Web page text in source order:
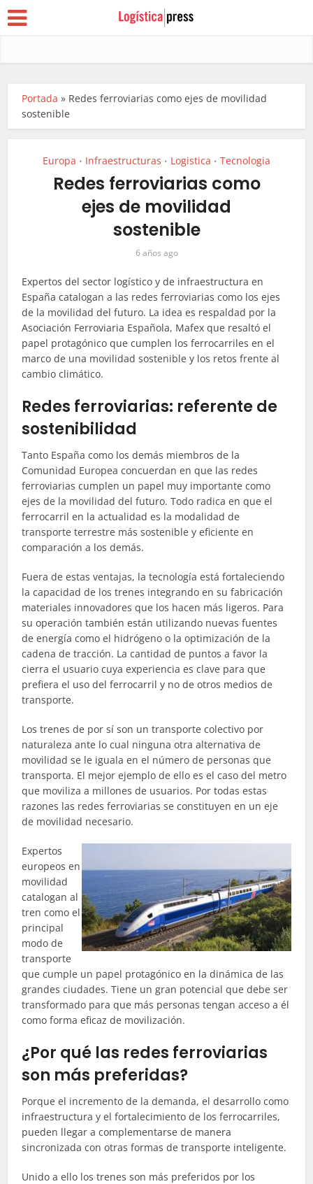
Portada » Redes ferroviarias como ejes de movilidad
sostenible
Europa • Infraestructuras • Logistica • Tecnologia
Redes ferroviarias como
ejes de movilidad
sostenible
6 años ago
Expertos del sector logístico y de infraestructura en
España catalogan a las redes ferroviarias como los ejes
de la movilidad del futuro. La idea es respaldad por la
Asociación Ferroviaria Española, Mafex que resaltó el
papel protagónico que cumplen los ferrocarriles en el
marco de una movilidad sostenible y los retos frente al
cambio climático.
Redes ferroviarias: referente de
sostenibilidad
Tanto España como los demás miembros de la
Comunidad Europea concuerdan en que las redes
ferroviarias cumplen un papel muy importante como
ejes de la movilidad del futuro. Todo radica en que el
ferrocarril en la actualidad es la modalidad de
transporte terrestre más sostenible y eficiente en
comparación a los demás.
Fuera de estas ventajas, la tecnología está fortaleciendo
la capacidad de los trenes integrando en su fabricación
materiales innovadores que los hacen más ligeros. Para
su operación también están utilizando nuevas fuentes
de energía como el hidrógeno o la optimización de la
cadena de tracción. La cantidad de puntos a favor la
cierra el usuario cuya experiencia es clave para que
prefiera el uso del ferrocarril y no de otros medios de
transporte.
Los trenes de por sí son un transporte colectivo por
naturaleza ante lo cual ninguna otra alternativa de
movilidad se le iguala en el número de personas que
transporta. El mejor ejemplo de ello es el caso del metro
que moviliza a millones de usuarios. Por todas estas
razones las redes ferroviarias se constituyen en un eje
de movilidad necesario.
Expertos
europeos en
movilidad
catalogan al
tren como el
principal
modo de
transporte
que cumple un papel protagónico en la dinámica de las
grandes ciudades. Tiene un gran potencial que debe ser
transformado para que más personas tengan acceso a él
como forma eficaz de movilización.
¿Por qué las redes ferroviarias
son más preferidas?
Porque el incremento de la demanda, el desarrollo como
infraestructura y el fortalecimiento de los ferrocarriles,
pueden llegar a complementarse de manera
sincronizada con otras formas de transporte inteligente.
Unido a ello los trenes son más preferidos por los